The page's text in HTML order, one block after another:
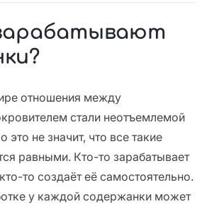
отношения между
стали неотъемлемой
это не значит, что все такие
равными. Кто-то зарабатывает
то создаёт её самостоятельно.
у каждой содержанки может